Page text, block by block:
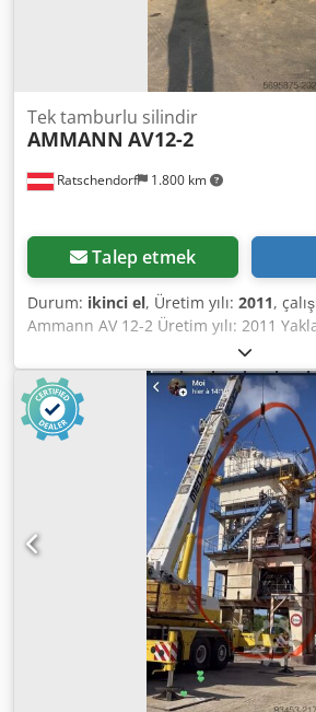
Ratschendorf 1.800 km
Tek tamburlu silindir
AMMANN AV12-2
Talep etmek
Durum: ikinci el, Üretim yılı: 2011,
Ammann AV 12-2 Üretim yılı: 2011
saati Bakımı yeni yapıldı Çok iyi
teslimat mümkün! Crsdpoxl Uy Tsfx